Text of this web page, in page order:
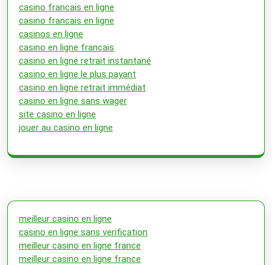
casino francais en ligne
casino francais en ligne
casinos en ligne
casino en ligne francais
casino en ligne retrait instantané
casino en ligne le plus payant
casino en ligne retrait immédiat
casino en ligne sans wager
site casino en ligne
jouer au casino en ligne
meilleur casino en ligne
casino en ligne sans verification
meilleur casino en ligne france
meilleur casino en ligne france